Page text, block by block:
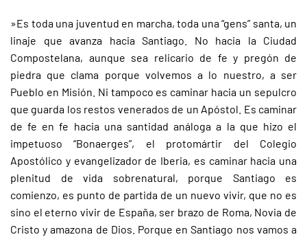
»Es toda una juventud en marcha, toda una “gens” santa, un
linaje que avanza hacia Santiago. No hacia la Ciudad
Compostelana, aunque sea relicario de fe y pregón de
piedra que clama porque volvemos a lo nuestro, a ser
Pueblo en Misión. Ni tampoco es caminar hacia un sepulcro
que guarda los restos venerados de un Apóstol. Es caminar
de fe en fe hacia una santidad análoga a la que hizo el
impetuoso “Bonaerges”, el protomártir del Colegio
Apostólico y evangelizador de Iberia, es caminar hacia una
plenitud de vida sobrenatural, porque Santiago es
comienzo, es punto de partida de un nuevo vivir, que no es
sino el eterno vivir de España, ser brazo de Roma, Novia de
Cristo y amazona de Dios. Porque en Santiago nos vamos a